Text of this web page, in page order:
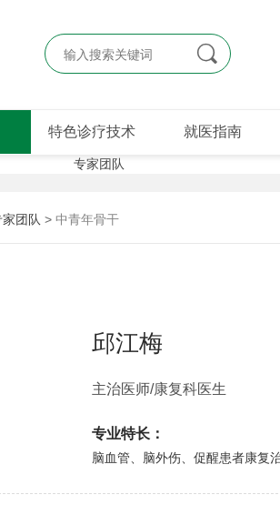

特色诊疗技术 就医指南
团队 > 中青年骨干
邱江梅
主治医师/康复科医生
专业特长：
脑血管、脑外伤、促醒患者康复